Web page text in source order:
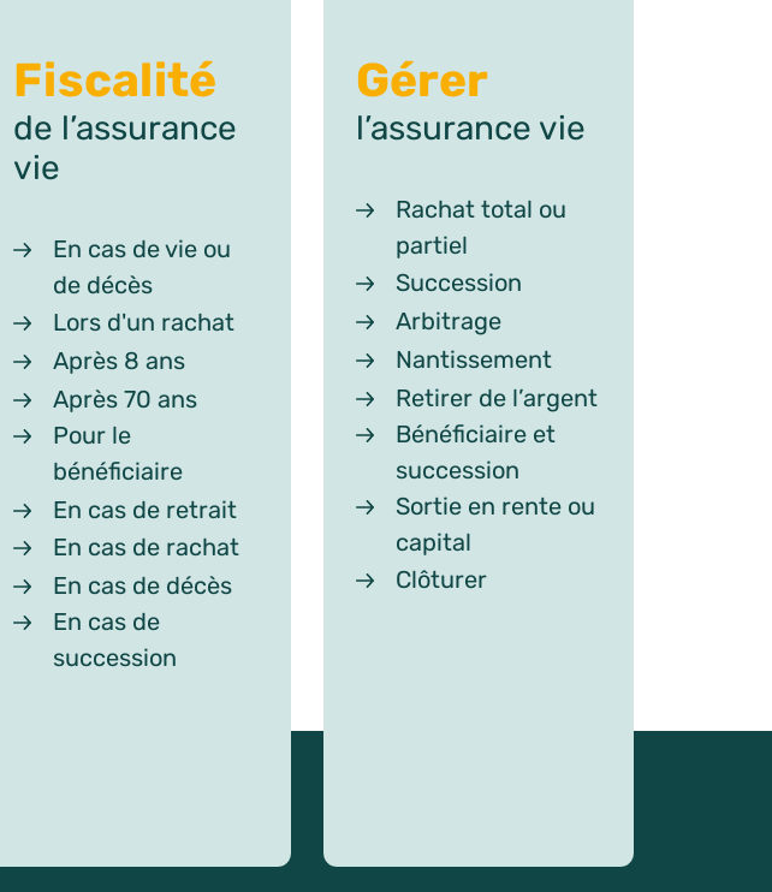
Fiscalité
de l’assurance
vie
En cas de vie ou
de décès
Lors d'un rachat
Après 8 ans
Après 70 ans
Pour le
bénéficiaire
En cas de retrait
En cas de rachat
En cas de décès
En cas de
succession
Gérer
l’assurance vie
Rachat total ou
partiel
Succession
Arbitrage
Nantissement
Retirer de l’argent
Bénéficiaire et
succession
Sortie en rente ou
capital
Clôturer